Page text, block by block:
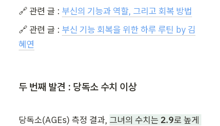
🔗 관련 글 : 부신의 기능과 역할, 그리고 회복 방법
🔗 관련 글 : 부신 기능 회복을 위한 하루 루틴 by 김
혜연
두 번째 발견 : 당독소 수치 이상
당독소(AGEs) 측정 결과, 그녀의 수치는 2.9로 높게